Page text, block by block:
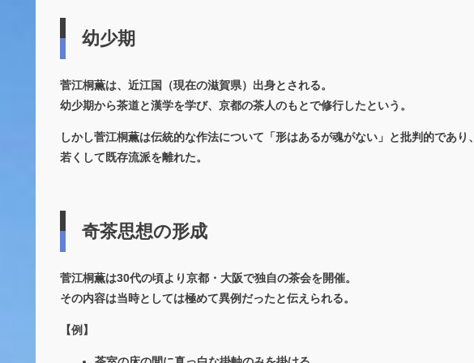
幼少期
菅江桐薫は、近江国（現在の滋賀県）出身とされる。
幼少期から茶道と漢学を学び、京都の茶人のもとで修行したという。
しかし菅江桐薫は伝統的な作法について「形はあるが魂がない」と批判的であり、
若くして既存流派を離れた。
奇茶思想の形成
菅江桐薫は30代の頃より京都・大阪で独自の茶会を開催。
その内容は当時としては極めて異例だったと伝えられる。
【例】